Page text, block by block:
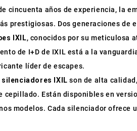
cincuenta años de experiencia, la
prestigiosas. Dos generaciones de
IXIL, conocidos por su meticulosa
de I+D de IXIL está a la
líder de escapes.
silenciadores IXIL son de alta
cepillado. Están disponibles en
modelos. Cada silenciador